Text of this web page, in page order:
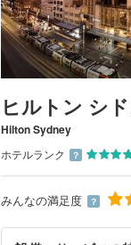
ヒルトン シ
Hilton Sydney
ホテルランク ？
みんなの満足度 ？